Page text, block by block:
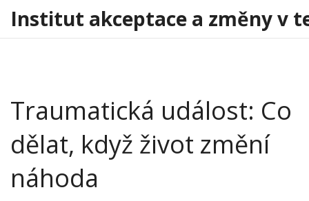
Institut akceptace a změny v
Traumatická událost: Co
dělat, když život změní
náhoda